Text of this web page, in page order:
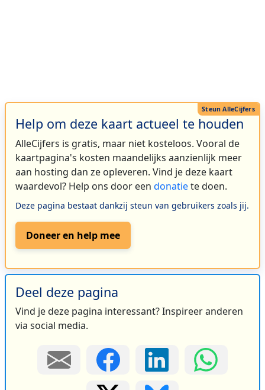
Help om deze kaart actueel te houden
AlleCijfers is gratis, maar niet kosteloos. Vooral de
kaartpagina's kosten maandelijks aanzienlijk meer
aan hosting dan ze opleveren. Vind je deze kaart
waardevol? Help ons door een donatiete doen.
Deze pagina bestaat dankzij steun van gebruikers zoals jij.
Doneer en help mee
Deel deze pagina
Vind je deze pagina interessant? Inspireer anderen
via social media.